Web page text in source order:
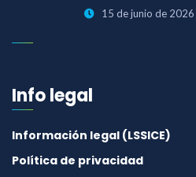
15 de junio de 2026
Info legal
Información legal (LSSICE)
Política de privacidad